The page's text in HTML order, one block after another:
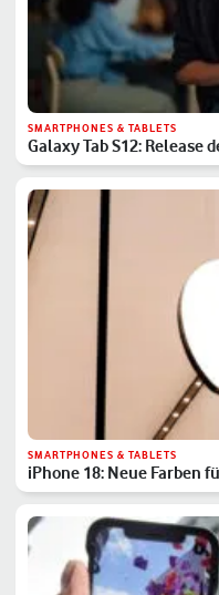
SMARTPHONES & TABLETS
Galaxy Tab S12: Release
SMARTPHONES & TABLETS
iPhone 18: Neue Farben